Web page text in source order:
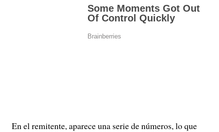
En el remitente, aparece una serie de números, lo que